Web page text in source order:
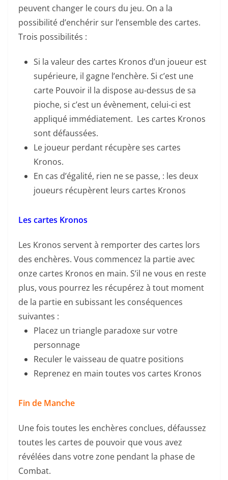
peuvent changer le cours du jeu. On a la
possibilité d’enchérir sur l’ensemble des cartes.
Trois possibilités :
Si la valeur des cartes Kronos d’un joueur est
supérieure, il gagne l’enchère. Si c’est une
carte Pouvoir il la dispose au-dessus de sa
pioche, si c’est un évènement, celui-ci est
appliqué immédiatement. Les cartes Kronos
sont défaussées.
Le joueur perdant récupère ses cartes
Kronos.
En cas d’égalité, rien ne se passe, : les deux
joueurs récupèrent leurs cartes Kronos
Les cartes Kronos
Les Kronos servent à remporter des cartes lors
des enchères. Vous commencez la partie avec
onze cartes Kronos en main. S’il ne vous en reste
plus, vous pourrez les récupérez à tout moment
de la partie en subissant les conséquences
suivantes :
Placez un triangle paradoxe sur votre
personnage
Reculer le vaisseau de quatre positions
Reprenez en main toutes vos cartes Kronos
Fin de Manche
Une fois toutes les enchères conclues, défaussez
toutes les cartes de pouvoir que vous avez
révélées dans votre zone pendant la phase de
Combat.